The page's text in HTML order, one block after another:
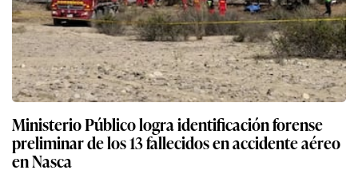
Ministerio Público logra identificación forense
preliminar de los 13 fallecidos en accidente aéreo
en Nasca